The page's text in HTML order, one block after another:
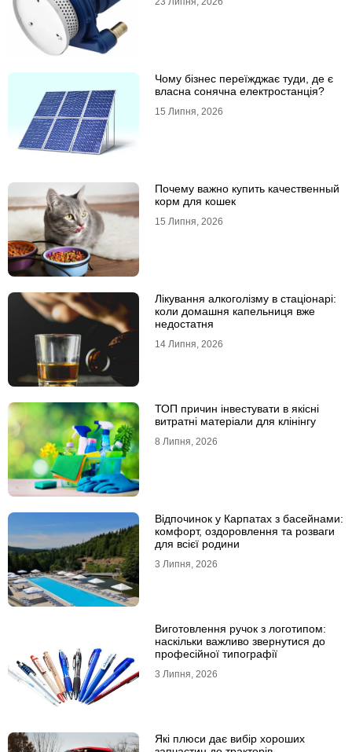
Чому бізнес переїжджає туди, де є
власна сонячна електростанція?
15 Липня, 2026
Почему важно купить качественный
корм для кошек
15 Липня, 2026
Лікування алкоголізму в стаціонарі:
коли домашня капельниця вже
недостатня
14 Липня, 2026
ТОП причин інвестувати в якісні
витратні матеріали для клінінгу
8 Липня, 2026
Відпочинок у Карпатах з басейнами:
комфорт, оздоровлення та розваги
для всієї родини
3 Липня, 2026
Виготовлення ручок з логотипом:
наскільки важливо звернутися до
професійної типографії
3 Липня, 2026
Які плюси дає вибір хороших